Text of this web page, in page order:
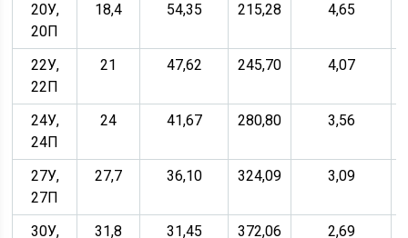
20У,
20П
18,4 54,35 215,28 4,65
22У,
22П
21 47,62 245,70 4,07
24У,
24П
24 41,67 280,80 3,56
27У,
27П
27,7 36,10 324,09 3,09
30У,
31,8 31,45 372,06 2,69